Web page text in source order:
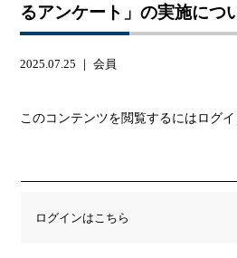
るアンケート」の実施につ
2025.07.25 ｜会員
このコンテンツを閲覧するにはログイ
ログインはこちら